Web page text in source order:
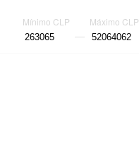
Mínimo CLP Máximo CLP